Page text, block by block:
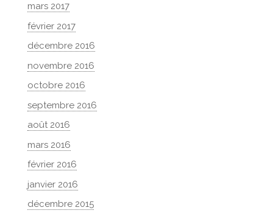
mars 2017
février 2017
décembre 2016
novembre 2016
octobre 2016
septembre 2016
août 2016
mars 2016
février 2016
janvier 2016
décembre 2015